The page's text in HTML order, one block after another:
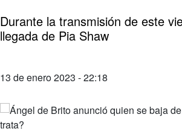
Durante la transmisión de este
llegada de Pia Shaw
13 de enero 2023 - 22:18